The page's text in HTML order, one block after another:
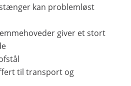
kan problemløst
giver et stort
til transport og